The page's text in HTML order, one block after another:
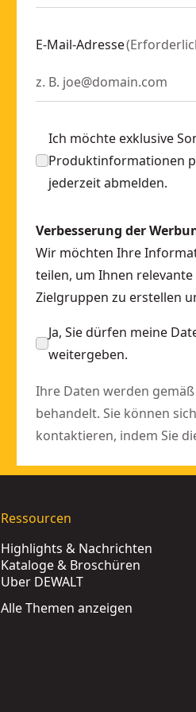
E-Mail-Adresse(
Ich möchte exklusive
Produktinformationen
jederzeit abmelden.
Verbesserung der
Wir möchten Ihre
teilen, um Ihnen
Zielgruppen zu erstellen
Ja, Sie dürfen meine
weitergeben.
Ihre Daten werden
behandelt. Sie können
kontaktieren, indem Sie
Ressourcen
Highlights & Nachrichten
Kataloge & Broschüren
Über DEWALT
Alle Themen anzeigen